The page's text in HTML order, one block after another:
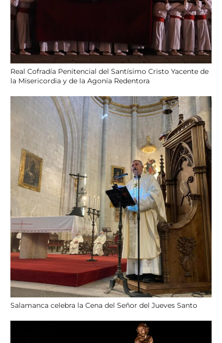
Real Cofradía Penitencial del Santísimo Cristo Yacente de
la Misericordia y de la Agonía Redentora
Salamanca celebra la Cena del Señor del Jueves Santo